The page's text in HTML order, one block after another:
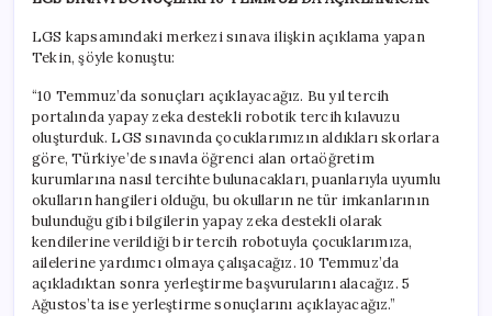
LGS kapsamındaki merkezi sınava ilişkin açıklama yapan
Tekin, şöyle konuştu:
“10 Temmuz’da sonuçları açıklayacağız. Bu yıl tercih
portalında yapay zeka destekli robotik tercih kılavuzu
oluşturduk. LGS sınavında çocuklarımızın aldıkları skorlara
göre, Türkiye’de sınavla öğrenci alan ortaöğretim
kurumlarına nasıl tercihte bulunacakları, puanlarıyla uyumlu
okulların hangileri olduğu, bu okulların ne tür imkanlarının
bulunduğu gibi bilgilerin yapay zeka destekli olarak
kendilerine verildiği bir tercih robotuyla çocuklarımıza,
ailelerine yardımcı olmaya çalışacağız. 10 Temmuz’da
açıkladıktan sonra yerleştirme başvurularını alacağız. 5
Ağustos’ta ise yerleştirme sonuçlarını açıklayacağız.”